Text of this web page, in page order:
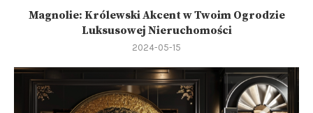
Magnolie: Królewski Akcent w Twoim Ogrodzie
Luksusowej Nieruchomości
2024-05-15